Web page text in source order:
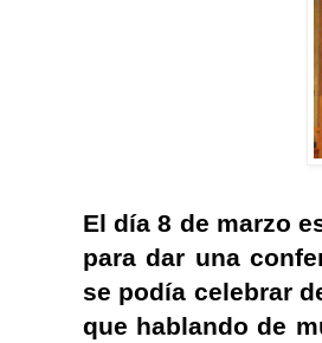
El día 8 de marzo
para dar una
se podía celebrar
que hablando de